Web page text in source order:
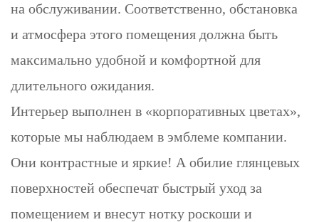
на обслуживании. Соответственно, обстановка
и атмосфера этого помещения должна быть
максимально удобной и комфортной для
длительного ожидания.
Интерьер выполнен в «корпоративных цветах»,
которые мы наблюдаем в эмблеме компании.
Они контрастные и яркие! А обилие глянцевых
поверхностей обеспечат быстрый уход за
помещением и внесут нотку роскоши и